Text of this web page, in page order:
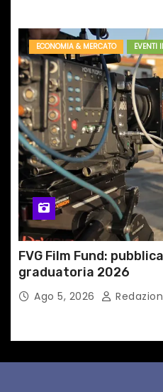
ECONOMIA & MERCATO EVENTI
FVG Film Fund:
graduatoria 2026
Ago 5, 2026